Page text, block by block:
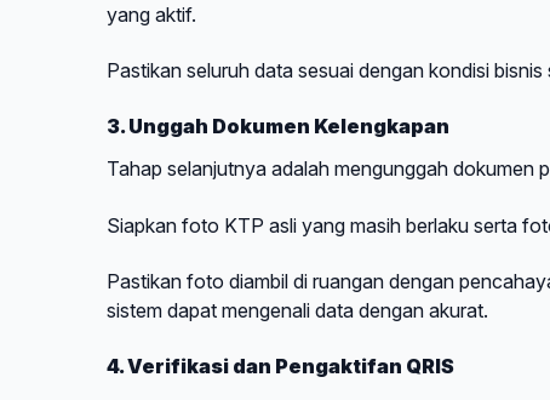
yang aktif.
Pastikan seluruh data sesuai dengan kondisi
3. Unggah Dokumen Kelengkapan
Tahap selanjutnya adalah mengunggah dokumen
Siapkan foto KTP asli yang masih berlaku serta
Pastikan foto diambil di ruangan dengan
sistem dapat mengenali data dengan akurat.
4. Verifikasi dan Pengaktifan QRIS